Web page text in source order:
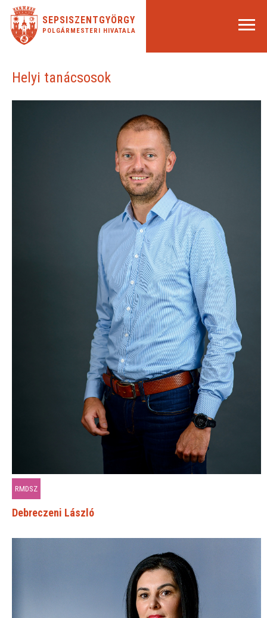
SEPSISZENTGYÖRGY
POLGÁRMESTERI HIVATALA
Helyi tanácsosok
RMDSZ
Debreczeni László